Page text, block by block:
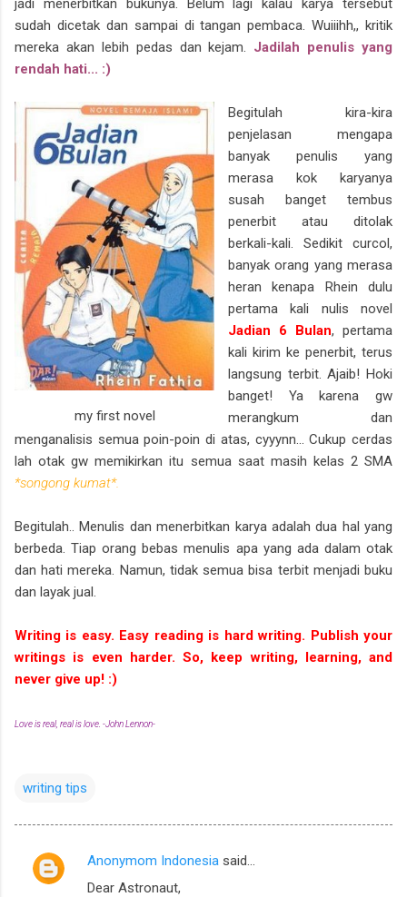
sudah dicetak dan sampai di tangan pembaca. Wuiiihh,, kritik
mereka akan lebih pedas dan kejam. Jadilah penulis yang
rendah hati... :)
my first novel
Begitulah kira-kira
penjelasan mengapa
banyak penulis yang
merasa kok karyanya
susah banget tembus
penerbit atau ditolak
berkali-kali. Sedikit curcol,
banyak orang yang merasa
heran kenapa Rhein dulu
pertama kali nulis novel
Jadian 6 Bulan, pertama
kali kirim ke penerbit, terus
langsung terbit. Ajaib! Hoki
banget! Ya karena gw
merangkum dan
menganalisis semua poin-poin di atas, cyyynn... Cukup cerdas
lah otak gw memikirkan itu semua saat masih kelas 2 SMA
*songong kumat*.
Begitulah.. Menulis dan menerbitkan karya adalah dua hal yang
berbeda. Tiap orang bebas menulis apa yang ada dalam otak
dan hati mereka. Namun, tidak semua bisa terbit menjadi buku
dan layak jual.
Writing is easy. Easy reading is hard writing. Publish your
writings is even harder. So, keep writing, learning, and
never give up! :)
Love is real, real is love. -John Lennon-
writing tips
C
Anonymom Indonesia said…
Dear Astronaut,